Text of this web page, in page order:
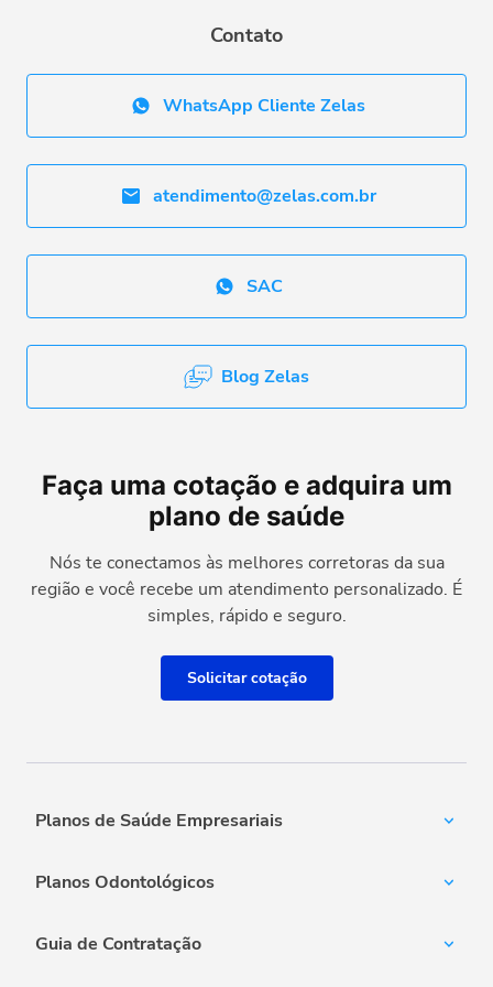
Contato
WhatsApp Cliente Zelas
atendimento@zelas.com.br
SAC
Blog Zelas
Faça uma cotação e adquira um
plano de saúde
Nós te conectamos às melhores corretoras da sua
região e você recebe um atendimento personalizado. É
simples, rápido e seguro.
Solicitar cotação
Planos de Saúde Empresariais
Unimed Empresarial
Notredame Intermédica
Planos Odontológicos
MetLife
Guia de Contratação